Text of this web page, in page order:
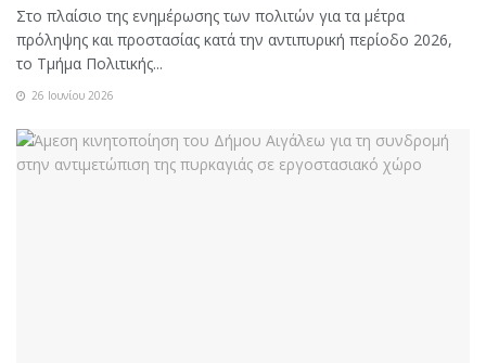
Στο πλαίσιο της ενημέρωσης των πολιτών για τα μέτρα
πρόληψης και προστασίας κατά την αντιπυρική περίοδο 2026,
το Τμήμα Πολιτικής...
26 Ιουνίου 2026